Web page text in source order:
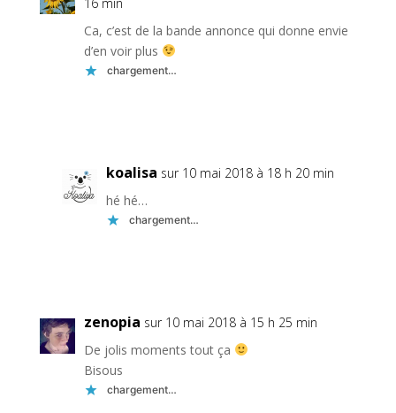
Ca, c’est de la bande annonce qui donne envie
d’en voir plus
chargement…
koalisa sur 10 mai 2018 à 18 h 20 min
hé hé…
chargement…
zenopia sur 10 mai 2018 à 15 h 25 min
De jolis moments tout ça
Bisous
chargement…